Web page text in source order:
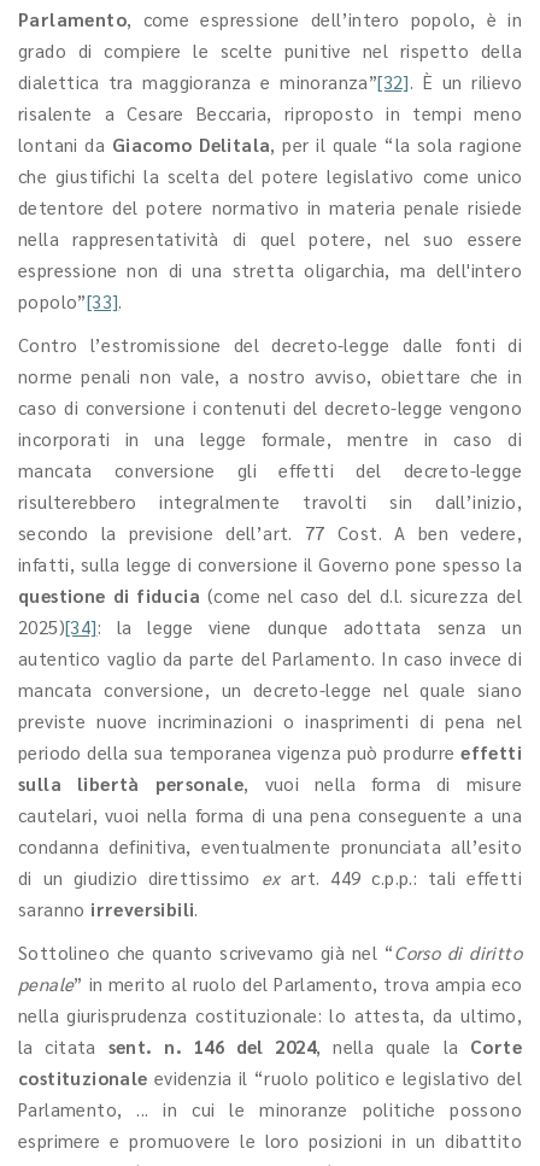
Parlamento, come espressione dell’intero popolo, è in
grado di compiere le scelte punitive nel rispetto della
dialettica tra maggioranza e minoranza”[32]. È un rilievo
risalente a Cesare Beccaria, riproposto in tempi meno
lontani da Giacomo Delitala, per il quale “la sola ragione
che giustifichi la scelta del potere legislativo come unico
detentore del potere normativo in materia penale risiede
nella rappresentatività di quel potere, nel suo essere
espressione non di una stretta oligarchia, ma dell'intero
popolo”[33].
Contro l’estromissione del decreto-legge dalle fonti di
norme penali non vale, a nostro avviso, obiettare che in
caso di conversione i contenuti del decreto-legge vengono
incorporati in una legge formale, mentre in caso di
mancata conversione gli effetti del decreto-legge
risulterebbero integralmente travolti sin dall’inizio,
secondo la previsione dell’art. 77 Cost. A ben vedere,
infatti, sulla legge di conversione il Governo pone spesso la
questione di fiducia (come nel caso del d.l. sicurezza del
2025)[34]: la legge viene dunque adottata senza un
autentico vaglio da parte del Parlamento. In caso invece di
mancata conversione, un decreto-legge nel quale siano
previste nuove incriminazioni o inasprimenti di pena nel
periodo della sua temporanea vigenza può produrreeffetti
sulla libertà personale, vuoi nella forma di misure
cautelari, vuoi nella forma di una pena conseguente a una
condanna definitiva, eventualmente pronunciata all’esito
di un giudizio direttissimo exart. 449 c.p.p.: tali effetti
saranno irreversibili.
Sottolineo che quanto scrivevamo già nel “Corso di diritto
penale” in merito al ruolo del Parlamento, trova ampia eco
nella giurisprudenza costituzionale: lo attesta, da ultimo,
la citata sent. n. 146 del 2024, nella quale la Corte
costituzionale evidenzia il “ruolo politico e legislativo del
Parlamento, ... in cui le minoranze politiche possono
esprimere e promuovere le loro posizioni in un dibattito